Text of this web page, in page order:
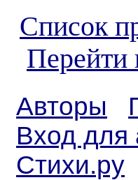
Список
Перейти
Авторы
Вход для
Стихи.ру